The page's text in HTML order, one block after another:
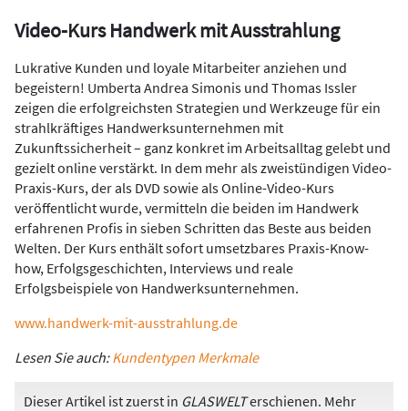
Video-Kurs Handwerk mit Ausstrahlung
Lukrative Kunden und loyale Mitarbeiter anziehen und
begeistern! Umberta Andrea Simonis und Thomas Issler
zeigen die erfolgreichsten Strategien und Werkzeuge für ein
strahlkräftiges Handwerksunternehmen mit
Zukunftssicherheit – ganz konkret im Arbeitsalltag gelebt und
gezielt online verstärkt. In dem mehr als zweistündigen Video-
Praxis-Kurs, der als DVD sowie als Online-Video-Kurs
veröffentlicht wurde, vermitteln die beiden im Handwerk
erfahrenen Profis in sieben Schritten das Beste aus beiden
Welten. Der Kurs enthält sofort umsetzbares Praxis-Know-
how, Erfolgsgeschichten, Interviews und reale
Erfolgsbeispiele von Handwerksunternehmen.
www.handwerk-mit-ausstrahlung.de
Lesen Sie auch:Kundentypen Merkmale
Dieser Artikel ist zuerst in GLASWELTerschienen. Mehr